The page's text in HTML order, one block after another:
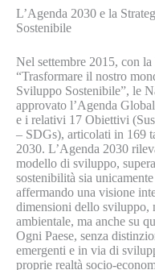
L’Agenda 2030 e la
Sostenibile
Nel settembre 2015, con
“Trasformare il nostro
Sviluppo Sostenibile”, le
approvato l’Agenda
e i relativi 17 Obiettivi
– SDGs), articolati in 169
2030. L’Agenda 2030
modello di sviluppo,
sostenibilità sia
affermando una visione
dimensioni dello sviluppo,
ambientale, ma anche su
Ogni Paese, senza
emergenti e in via di
proprie realtà socio-